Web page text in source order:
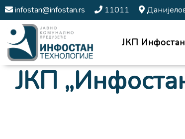
infostan@infostan.rs 11011
ЈКП Инфостан
ЈКП